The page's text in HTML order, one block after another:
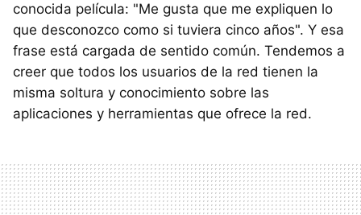
conocida película: "Me gusta que me expliquen lo
que desconozco como si tuviera cinco años". Y esa
frase está cargada de sentido común. Tendemos a
creer que todos los usuarios de la red tienen la
misma soltura y conocimiento sobre las
aplicaciones y herramientas que ofrece la red.